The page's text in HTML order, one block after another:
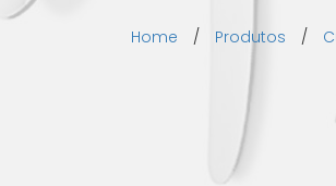
Home / Produtos /